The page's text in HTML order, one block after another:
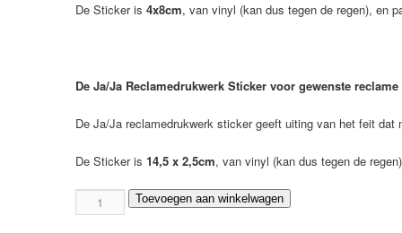
De Sticker is 4x8cm, van vinyl (kan dus tegen de regen), en
De Ja/Ja Reclamedrukwerk Sticker voor gewenste
De Ja/Ja reclamedrukwerk sticker geeft uiting van het feit
De Sticker is 14,5 x 2,5cm, van vinyl (kan dus tegen de
Combi:
Nee
Toevoegen aan winkelwagen